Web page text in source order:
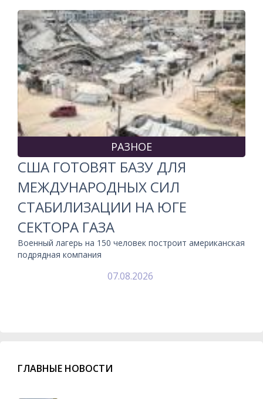
РАЗНОЕ
США ГОТОВЯТ БАЗУ ДЛЯ
МЕЖДУНАРОДНЫХ СИЛ
СТАБИЛИЗАЦИИ НА ЮГЕ
СЕКТОРА ГАЗА
Военный лагерь на 150 человек построит американская
подрядная компания
07.08.2026
ГЛАВНЫЕ НОВОСТИ